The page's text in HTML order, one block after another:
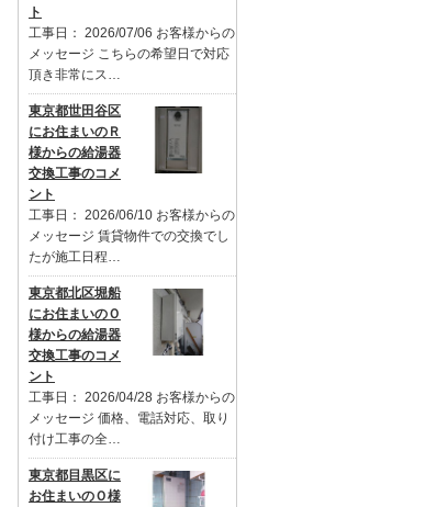
ト
工事日： 2026/07/06 お客様からの
メッセージ こちらの希望日で対応
頂き非常にス…
東京都世田谷区
にお住まいのＲ
様からの給湯器
交換工事のコメ
ント
工事日： 2026/06/10 お客様からの
メッセージ 賃貸物件での交換でし
たが施工日程…
東京都北区堀船
にお住まいのＯ
様からの給湯器
交換工事のコメ
ント
工事日： 2026/04/28 お客様からの
メッセージ 価格、電話対応、取り
付け工事の全…
東京都目黒区に
お住まいのＯ様